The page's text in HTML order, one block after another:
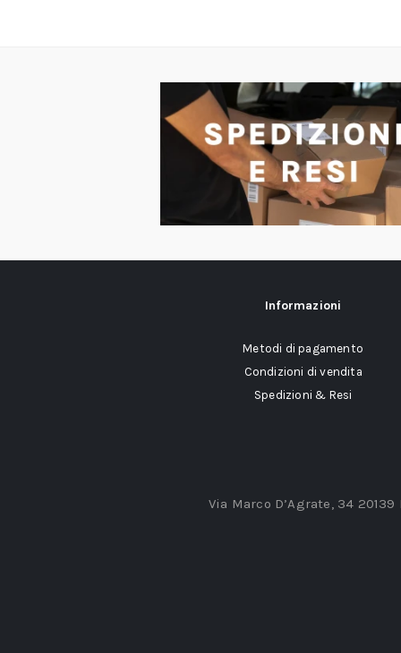
Informazioni
Metodi di pagamento
Condizioni di vendita
Spedizioni & Resi
Via Marco D’Agrate, 34